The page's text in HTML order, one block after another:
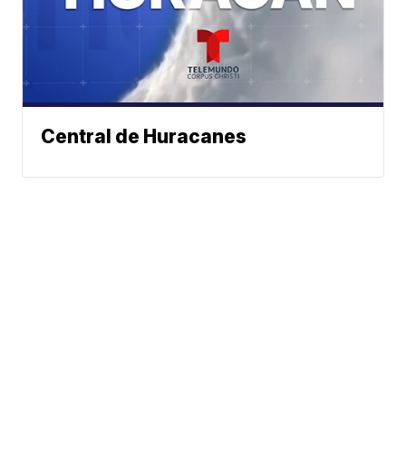
Central de Huracanes